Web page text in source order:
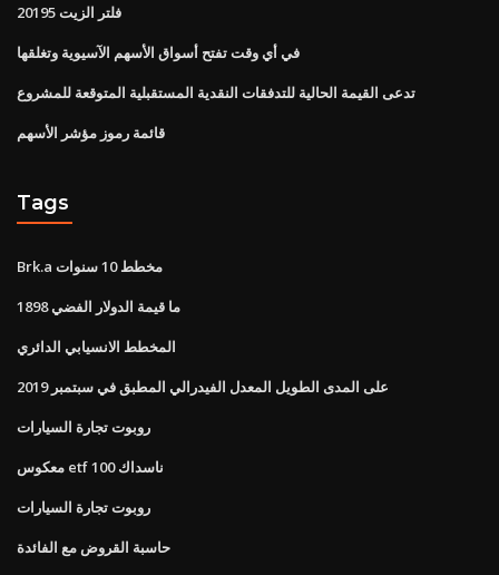
20195 فلتر الزيت
في أي وقت تفتح أسواق الأسهم الآسيوية وتغلقها
تدعى القيمة الحالية للتدفقات النقدية المستقبلية المتوقعة للمشروع
قائمة رموز مؤشر الأسهم
Tags
Brk.a مخطط 10 سنوات
ما قيمة الدولار الفضي 1898
المخطط الانسيابي الدائري
على المدى الطويل المعدل الفيدرالي المطبق في سبتمبر 2019
روبوت تجارة السيارات
معكوس etf ناسداك 100
روبوت تجارة السيارات
حاسبة القروض مع الفائدة